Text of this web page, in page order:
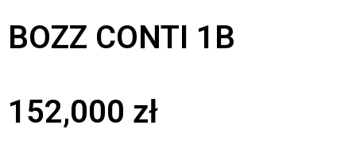
BOZZ CONTI 1B
152,000 zł